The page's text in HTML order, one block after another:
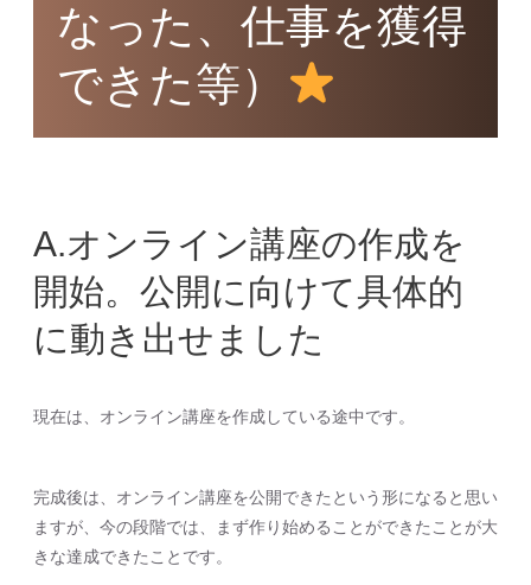
なった、仕事を獲得
できた等）
A.オンライン講座の作成を
開始。公開に向けて具体的
に動き出せました
現在は、オンライン講座を作成している途中です。
完成後は、オンライン講座を公開できたという形になると思い
ますが、今の段階では、まず作り始めることができたことが大
きな達成できたことです。